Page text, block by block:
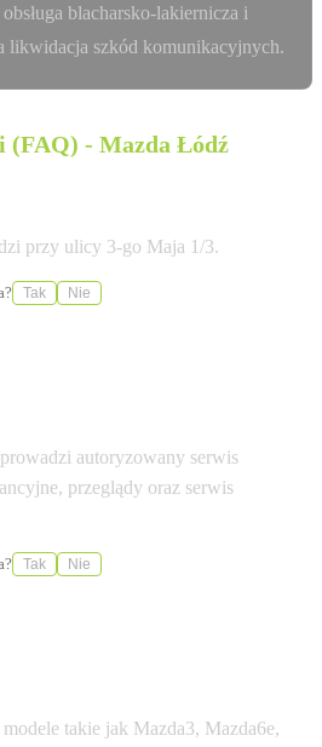
blacharsko-lakiernicza i
likwidacja szkód komunikacyjnych.
(FAQ) - Mazda Łódź
przy ulicy 3-go Maja 1/3.
Tak Nie
autoryzowany serwis
przeglądy oraz serwis
Tak Nie
takie jak Mazda3, Mazda6e,